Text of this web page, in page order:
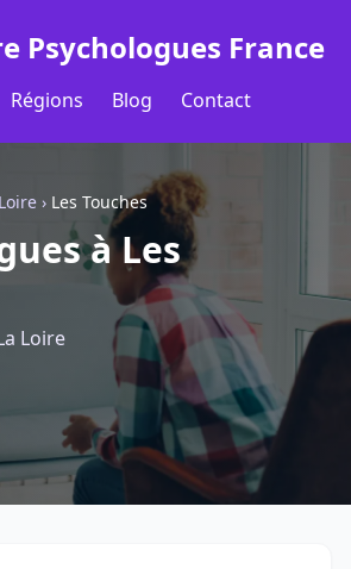
Psychologues France
Régions Blog Contact
› Les Touches
à Les
Loire